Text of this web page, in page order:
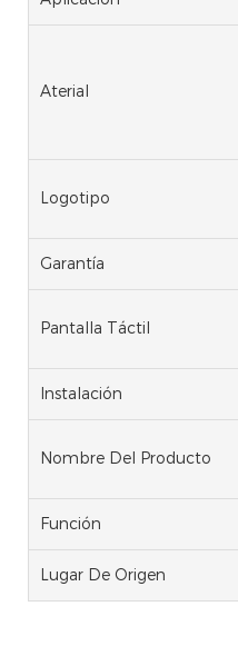
Aterial
Logotipo
Garantía
Pantalla Táctil
Instalación
Nombre Del Producto
Función
Lugar De Origen